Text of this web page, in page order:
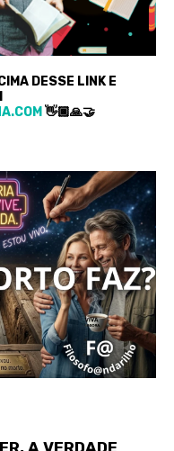
DESSE LINK E
👋🏿🙏🤝
A VERDADE